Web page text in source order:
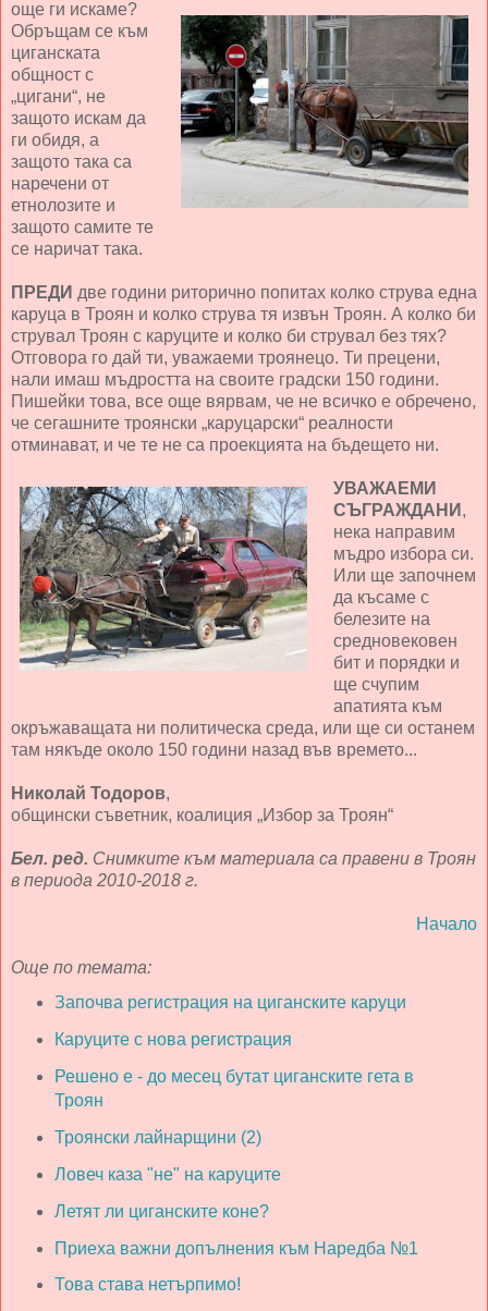
още ги искаме?
Обръщам се към
циганската
общност с
„цигани“, не
защото искам да
ги обидя, а
защото така са
наречени от
етнолозите и
защото самите те
се наричат така.
ПРЕДИ две години риторично попитах колко струва една
каруца в Троян и колко струва тя извън Троян. А колко би
струвал Троян с каруците и колко би струвал без тях?
Отговора го дай ти, уважаеми троянецо. Ти прецени,
нали имаш мъдростта на своите градски 150 години.
Пишейки това, все още вярвам, че не всичко е обречено,
че сегашните троянски „каруцарски“ реалности
отминават, и че те не са проекцията на бъдещето ни.
УВАЖАЕМИ
СЪГРАЖДАНИ ,
нека направим
мъдро избора си.
Или ще започнем
да късаме с
белезите на
средновековен
бит и порядки и
ще счупим
апатията към
окръжаващата ни политическа среда, или ще си останем
там някъде около 150 години назад във времето...
Николай Тодоров,
общински съветник, коалиция „Избор за Троян“
Бел. ред. Снимките към материала са правени в Троян
в периода 2010-2018 г.
Начало
Още по темата:
Започва регистрация на циганските каруци
Каруците с нова регистрация
Решено е - до месец бутат циганските гета в
Троян
Троянски лайнарщини (2)
Ловеч каза "не" на каруците
Летят ли циганските коне?
Приеха важни допълнения към Наредба №1
Това става нетърпимо!